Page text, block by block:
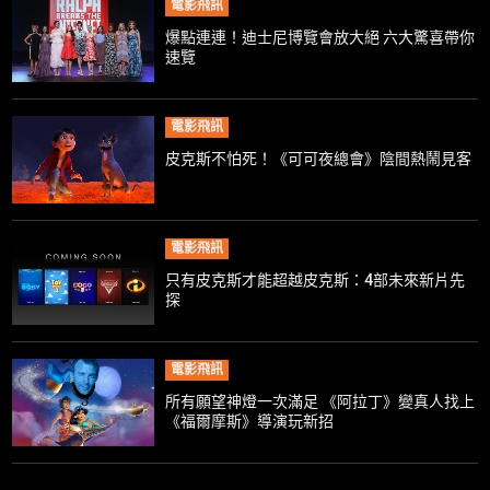
電影飛訊
爆點連連！迪士尼博覽會放大絕 六大驚喜帶你
速覽
電影飛訊
皮克斯不怕死！《可可夜總會》陰間熱鬧見客
電影飛訊
只有皮克斯才能超越皮克斯：4部未來新片先
探
電影飛訊
所有願望神燈一次滿足 《阿拉丁》變真人找上
《福爾摩斯》導演玩新招